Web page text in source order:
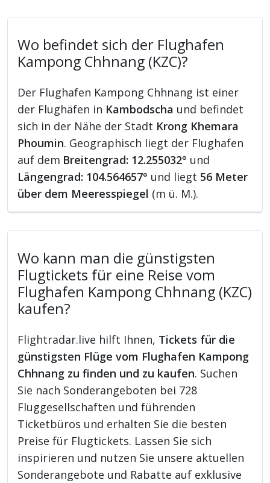
Wo befindet sich der Flughafen
Kampong Chhnang (KZC)?
Der Flughafen Kampong Chhnang ist einer
der Flughäfen in Kambodscha und befindet
sich in der Nähe der Stadt Krong Khemara
Phoumin. Geographisch liegt der Flughafen
auf dem Breitengrad: 12.255032° und
Längengrad: 104.564657° und liegt 56 Meter
über dem Meeresspiegel (m ü. M.).
Wo kann man die günstigsten
Flugtickets für eine Reise vom
Flughafen Kampong Chhnang (KZC)
kaufen?
Flightradar.live hilft Ihnen, Tickets für die
günstigsten Flüge vom Flughafen Kampong
Chhnang zu finden und zu kaufen. Suchen
Sie nach Sonderangeboten bei 728
Fluggesellschaften und führenden
Ticketbüros und erhalten Sie die besten
Preise für Flugtickets. Lassen Sie sich
inspirieren und nutzen Sie unsere aktuellen
Sonderangebote und Rabatte auf exklusive